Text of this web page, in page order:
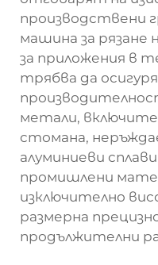
производствени
машина за рязане
за приложения в
трябва да
метали,
стомана,
алуминиеви
промишлени
изключително
размерна
продължителни